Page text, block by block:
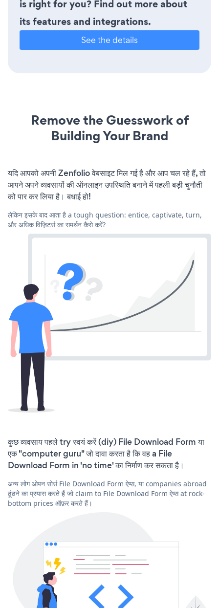
is right for you? Find out more about
its features and integrations.
See the details
Remove the Guesswork of
Building Your Brand
यदि आपको अपनी Zenfolio वेबसाइट मिल गई है और आप चल रहे हैं, तो
आपने अपने व्यवसायों की ऑनलाइन उपस्थिति बनाने में पहली बड़ी चुनौती
को पार कर लिया है। बधाई हो!
लेकिन इसके बाद आता है a tough question: entice, captivate, turn,
और अधिक विज़िटर्स का समर्थन कैसे करें?
कुछ व्यवसाय पहले try स्वयं करें (diy) File Download Form या
एक "computer guru" जो दावा करता है कि वह a File
Download Form in 'no time' का निर्माण कर सकता है।
अन्य लोग ओपन सोर्स File Download Form ऐप्स, या companies abroad
ढूंढने का प्रयास करते हैं जो claim to File Download Form ऐप्स at rock-
bottom prices ऑफ़र करते हैं।